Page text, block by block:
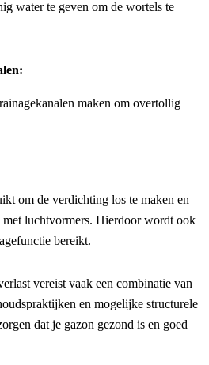
water te geven om de wortels te
maken om overtollig
om de verdichting los te maken en
luchtvormers. Hierdoor wordt ook
bereikt.
vereist vaak een combinatie van
en mogelijke structurele
dat je gazon gezond is en goed